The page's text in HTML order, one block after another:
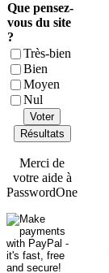
Que pensez-
vous du site
?
Très-bien
Bien
Moyen
Nul
Voter
Résultats
Merci de
votre aide à
PasswordOne